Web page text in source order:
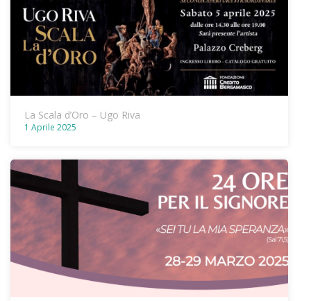
La Scala d’Oro – Ugo Riva
1 Aprile 2025